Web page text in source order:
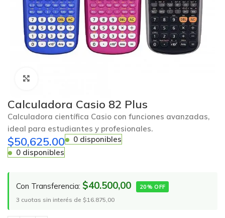
Calculadora Casio 82 Plus
Calculadora científica Casio con funciones avanzadas,
ideal para estudiantes y profesionales.
$50,625.00
0 disponibles
0 disponibles
Con Transferencia: $40.500,00 20% OFF
3 cuotas sin interés de $16.875,00